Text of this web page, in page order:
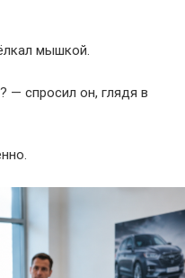
мышкой.
— спросил он, глядя в